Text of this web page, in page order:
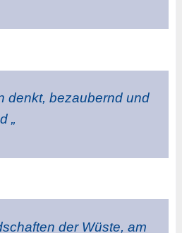
denkt, bezaubernd und
„
der Wüste, am